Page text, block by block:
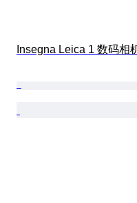
Insegna Leica 1 数码相